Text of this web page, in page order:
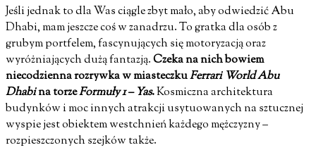
Jeśli jednak to dla Was ciągle zbyt mało, aby odwiedzić Abu
Dhabi, mam jeszcze coś w zanadrzu. To gratka dla osób z
grubym portfelem, fascynujących się motoryzacją oraz
wyróżniających dużą fantazją.Czeka na nich bowiem
niecodzienna rozrywka w miasteczkuFerrari World Abu
Dhabina torzeFormuły 1 – Yas.Kosmiczna architektura
budynków i moc innych atrakcji usytuowanych na sztucznej
wyspie jest obiektem westchnień każdego mężczyzny –
rozpieszczonych szejków także.